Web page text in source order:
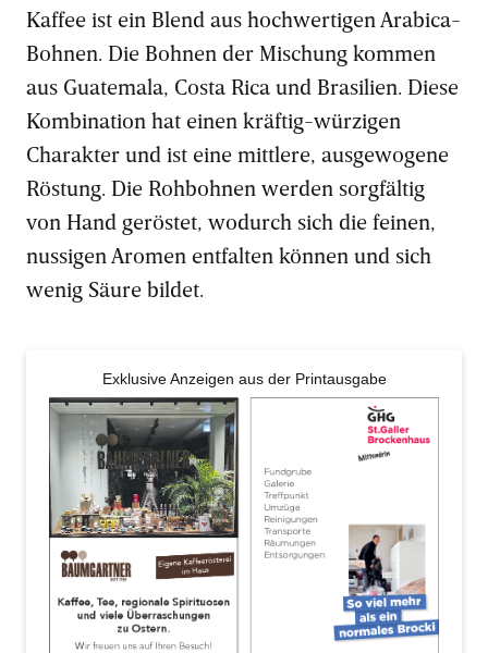
Kaffee ist ein Blend aus hochwertigen Arabica-
Bohnen. Die Bohnen der Mischung kommen
aus Guatemala, Costa Rica und Brasilien. Diese
Kombination hat einen kräftig-würzigen
Charakter und ist eine mittlere, ausgewogene
Röstung. Die Rohbohnen werden sorgfältig
von Hand geröstet, wodurch sich die feinen,
nussigen Aromen entfalten können und sich
wenig Säure bildet.
Exklusive Anzeigen aus der Printausgabe